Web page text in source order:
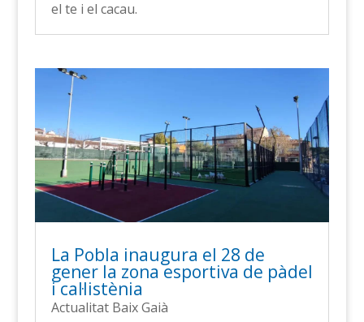
el te i el cacau.
La Pobla inaugura el 28 de
gener la zona esportiva de pàdel
i cal·listènia
Actualitat Baix Gaià